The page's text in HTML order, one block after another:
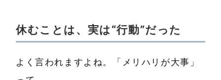
休むことは、実は“行動”だった
よく言われますよね。「メリハリが大事」